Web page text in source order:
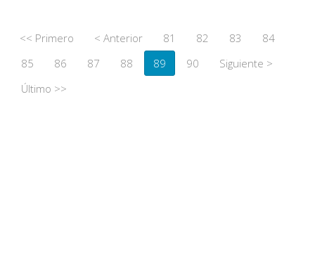
<< Primero < Anterior 81 82 83
84
85
86 87 88 89 90
Siguiente >
Último >>